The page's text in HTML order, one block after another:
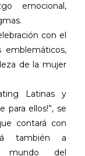
emocional,
con el
emblemáticos,
de la mujer
Latinas y
para ellos!”, se
contará con
también a
mundo del